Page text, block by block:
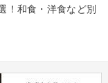
！和食・洋食など別